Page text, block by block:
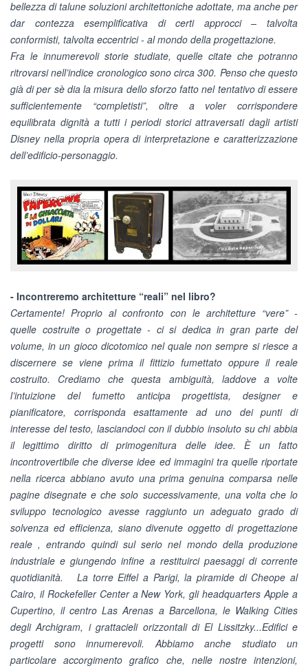
bellezza di talune soluzioni architettoniche adottate, ma anche per
dar contezza esemplificativa di certi approcci – talvolta
conformisti, talvolta eccentrici - al mondo della progettazione.
Fra le innumerevoli storie studiate, quelle citate che potranno
ritrovarsi nell’indice cronologico sono circa 300. Penso che questo
già di per sè dia la misura dello sforzo fatto nel tentativo di essere
sufficientemente “completisti”, oltre a voler corrispondere
equilibrata dignità a tutti i periodi storici attraversati dagli artisti
Disney nella propria opera di interpretazione e caratterizzazione
dell’edificio-personaggio.
- Incontreremo architetture “reali” nel libro?
Certamente! Proprio al confronto con le architetture “vere” -
quelle costruite o progettate - ci si dedica in gran parte del
volume, in un gioco dicotomico nel quale non sempre si riesce a
discernere se viene prima il fittizio fumettato oppure il reale
costruito. Crediamo che questa ambiguità, laddove a volte
l’intuizione del fumetto anticipa progettista, designer e
pianificatore, corrisponda esattamente ad uno dei punti di
interesse del testo, lasciandoci con il dubbio insoluto su chi abbia
il legittimo diritto di primogenitura delle idee. È un fatto
incontrovertibile che diverse idee ed immagini tra quelle riportate
nella ricerca abbiano avuto una prima genuina comparsa nelle
pagine disegnate e che solo successivamente, una volta che lo
sviluppo tecnologico avesse raggiunto un adeguato grado di
solvenza ed efficienza, siano divenute oggetto di progettazione
reale , entrando quindi sul serio nel mondo della produzione
industriale e giungendo infine a restituirci paesaggi di corrente
quotidianità. La torre Eiffel a Parigi, la piramide di Cheope al
Cairo, il Rockefeller Center a New York, gli headquarters Apple a
Cupertino, il centro Las Arenas a Barcellona, le Walking Cities
degli Archigram, i grattacieli orizzontali di El Lissitzky...Edifici e
progetti sono innumerevoli. Abbiamo anche studiato un
particolare accorgimento grafico che, nelle nostre intenzioni,